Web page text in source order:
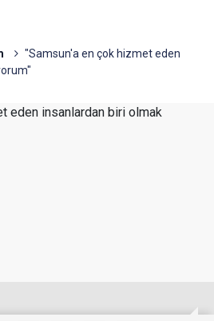
"Samsun'a en çok hizmet eden